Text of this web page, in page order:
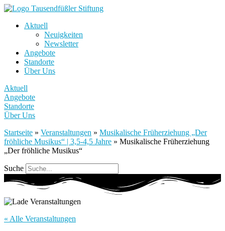
Aktuell
Neuigkeiten
Newsletter
Angebote
Standorte
Über Uns
Aktuell
Angebote
Standorte
Über Uns
Startseite » Veranstaltungen » Musikalische Früherziehung „Der
fröhliche Musikus“ | 3,5-4,5 Jahre » Musikalische Früherziehung
„Der fröhliche Musikus“
Suche
« Alle Veranstaltungen